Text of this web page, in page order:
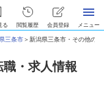
る 閲覧履歴 会員登録 メニュー
三条市＞新潟県三条市・その他の
・求人情報